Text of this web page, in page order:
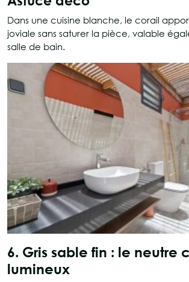
Dans une cuisine blanche, le corail
joviale sans saturer la pièce, valable
salle de bain.
6. Gris sable fin : le neutre
lumineux